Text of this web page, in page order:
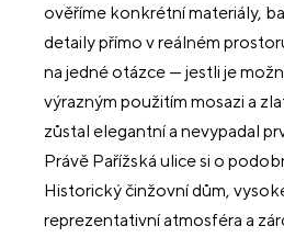
ověříme konkrétní materiály,
detaily přímo v reálném
na jedné otázce — jestli je
výrazným použitím mosazi a
zůstal elegantní a nevypadal
Právě Pařížská ulice si o
Historický činžovní dům,
reprezentativní atmosféra a